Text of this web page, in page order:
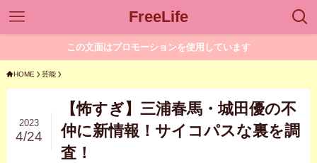
FreeLife
この文面はプロモーションを使用しています
HOME 芸能
【怖すぎ】三浦春馬・城田優の不
仲に新情報！サイコパスな裏を調
査！
2023
4/24